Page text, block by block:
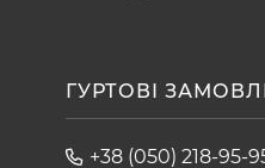
ГУРТОВІ
+38 (050) 218-95-